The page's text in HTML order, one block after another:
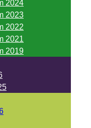
2024
2023
2022
2021
2019